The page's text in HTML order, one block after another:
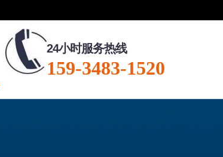
24小时服务热线
159-3483-1520